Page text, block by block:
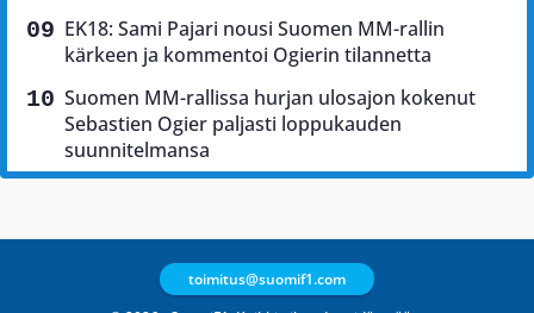
EK18: Sami Pajari nousi Suomen MM-rallin
kärkeen ja kommentoi Ogierin tilannetta
Suomen MM-rallissa hurjan ulosajon kokenut
Sebastien Ogier paljasti loppukauden
suunnitelmansa
toimitus@suomif1.com